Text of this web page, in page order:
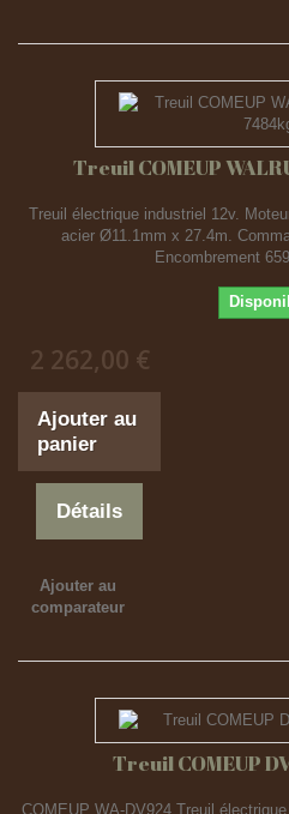
Treuil COMEUP
Treuil électrique industriel 12v.
acier Ø11.1mm x 27.4m.
Encombrement
2 262,00 €
Ajouter au
panier
Détails
Ajouter au
comparateur
Treuil COMEUP
COMEUP WA-DV924 Treuil